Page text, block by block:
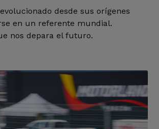
desde sus orígenes
en un referente mundial.
nos depara el futuro.